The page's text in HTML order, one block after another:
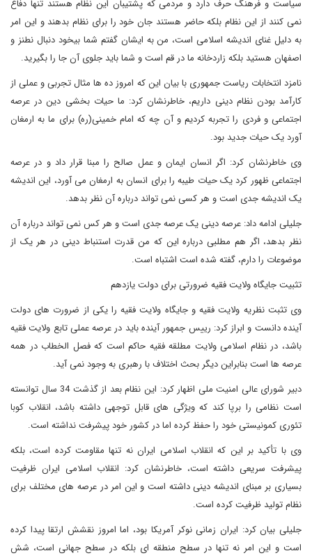
سیاست و فرهنگ حرف دارد و مردمی که پشتیبان این نظام هستند تنها دفاع
نمی کنند از این نظام بلکه حاضر هستند جان خود را برای نظام بدهند و این امر
به دلیل غنای اندیشه اسلامی است، من به ایشان گفتم شما بیخود دنبال نطنز و
اصفهان هستید بلکه زاردخانه ما در قم است و شما باید جلوی آن جا را بگیرید.
نامزد انتخابات ریاست جمهوری با بیان این که امروز ده ها مثال تجربی و عملی از
کارآمد بودن نظام دینی داریم، خاطرنشان کرد: ما حیات بخشی دین در عرصه
اجتماعی و فردی را تجربه کردیم و آن چه که امام خمینی(ره) برای ما به ارمغان
آورد یک حیات جدید بود.
وی خاطرنشان کرد: اگر انسان ایمان و عمل صالح را مبنا قرار داد و در عرصه
اجتماعی ظهور کرد یک حیات طیبه را برای انسان به ارمغان می آورد، این اندیشه
یک اندیشه جدی است و هر کسی نمی تواند درباره آن نظر بدهد.
جلیلی ادامه داد: عرصه دینی یک عرصه جدی است و هر کس نمی تواند درباره آن
نظر بدهد، اگر هم مطلبی درباره این که من قدرت استنباط دینی در هر یک از
موضوعات را دارم، گفته شده است اشتباه است.
تثبیت جایگاه ولایت فقیه ضرورتی برای دولت یازدهم
وی تثبت نظریه ولایت فقیه و جایگاه ولایت فقیه را یکی از ضرورت های دولت
آینده دانست و ابراز کرد: رییس جمهور آینده باید در عرصه عملی تابع ولایت فقیه
باشد، در نظام اسلامی ولایت مطلقه فقیه حاکم است که فصل الخطاب در همه
عرصه ها است بنابراین دیگر بحث اختلاف با رهبری به وجود نمی آید.
دبیر شورای عالی امنیت ملی اظهار کرد: این نظام بعد از گذشت 34 سال توانسته
است نظامی را برپا کند که ویژگی های قابل توجهی داشته باشد، انقلاب کوبا
تئوری کمونیستی خود را حفظ کرده اما در کشور خود پیشرفت نداشته است.
وی با تأکید بر این که انقلاب اسلامی ایران نه تنها مقاومت کرده است، بلکه
پیشرفت سریعی داشته است، خاطرنشان کرد: انقلاب اسلامی ایران ظرفیت
بسیاری بر مبنای اندیشه دینی داشته است و این امر در عرصه های مختلف برای
نظام تولید ظرفیت کرده است.
جلیلی بیان کرد: ایران زمانی نوکر آمریکا بود، اما امروز نقشش ارتقا پیدا کرده
است و این امر نه تنها در سطح منطقه ای بلکه در سطح جهانی است، شش